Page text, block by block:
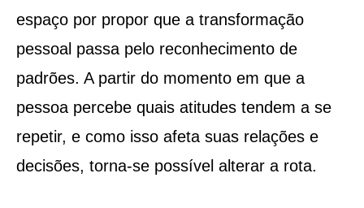
espaço por propor que a transformação
pessoal passa pelo reconhecimento de
padrões. A partir do momento em que a
pessoa percebe quais atitudes tendem a se
repetir, e como isso afeta suas relações e
decisões, torna-se possível alterar a rota.